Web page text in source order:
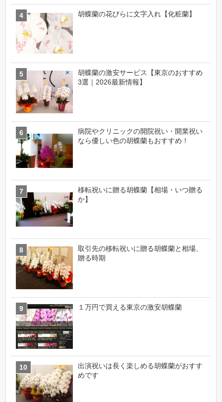
胡蝶蘭の花びらに文字入れ【化粧蘭】
胡蝶蘭の激安サービス【東京のおすすめ
3選｜2026最新情報】
病院やクリニックの開院祝い・開業祝い
なら優しい色の胡蝶蘭もおすすめ！
移転祝いに贈る胡蝶蘭【相場・いつ贈る
か】
取引先の移転祝いに贈る胡蝶蘭と相場、
贈る時期
１万円で買える東京の激安胡蝶蘭
出演祝いは長く楽しめる胡蝶蘭がおすす
めです